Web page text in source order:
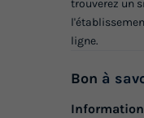
trouverez un
ligne.
Bon à